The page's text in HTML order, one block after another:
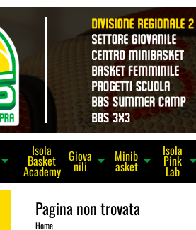
arrow_drop_down
Isola
Basket
Academy
Giova
nili arrow_drop_down Minib
asket arrow_drop_down
Isola
Pink
Lab
Pagina non trovata
Home